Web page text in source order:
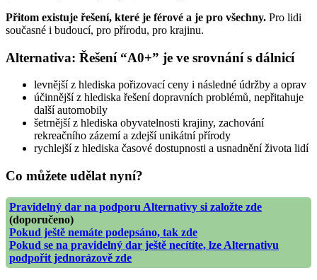
Přitom existuje řešení, které je férové a je pro všechny. Pro lidi
současné i budoucí, pro přírodu, pro krajinu.
Alternativa: Řešení “A0+” je ve srovnání s dálnicí
levnější z hlediska pořizovací ceny i následné údržby a oprav
účinnější z hlediska řešení dopravních problémů, nepřitahuje
další automobily
šetrnější z hlediska obyvatelnosti krajiny, zachování
rekreačního zázemí a zdejší unikátní přírody
rychlejší z hlediska časové dostupnosti a usnadnění života lidí
Co můžete udělat nyní?
Pravidelný dar na podporu Alternativy si založte zde
(doporučeno)
Pokud ještě nemáte podepsáno, tak zde
Pokud se na pravidelný dar ještě necítíte, lze Alternativu
podpořit jednorázově zde